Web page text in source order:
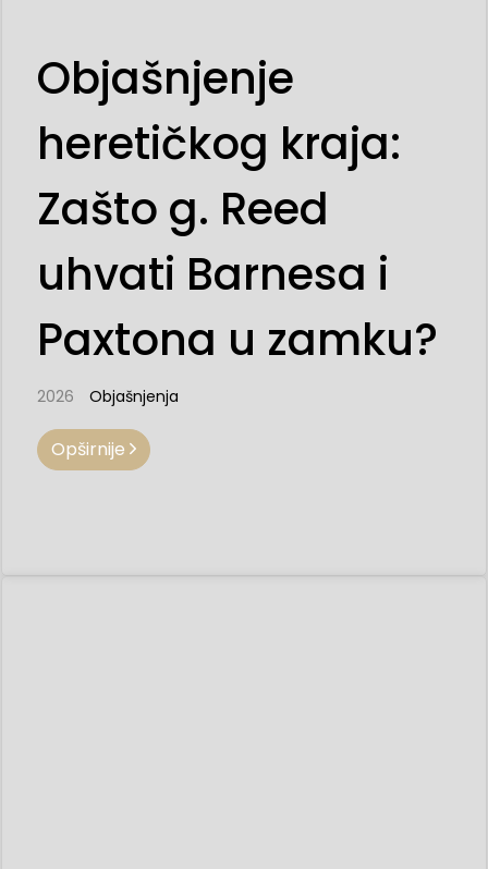
Objašnjenje
heretičkog kraja:
Zašto g. Reed
uhvati Barnesa i
Paxtona u zamku?
2026 Objašnjenja
Opširnije